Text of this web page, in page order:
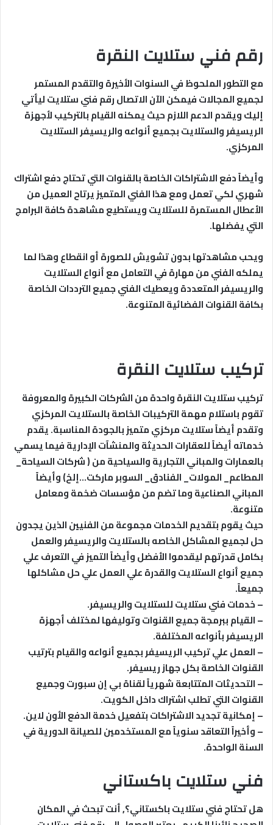
رقم فني ستلايت النقرة
مع التطور الملحوظ في السنوات الأخيرة والتقدم المستمر
لجميع المجالات فيمكن الآن الاتصال رقم فني ستلايت ليأتي
إليك ويقدم الدعم اللازم حيث يمكنه القيام بالتركيب لأجهزة
الريسيفر والستلايت بجميع أنواعه والريسيفر الستلايت
المركزي.
وأيضاً دفع الاشتراكات الخاصة بالقنوات التي تحتاج دفع اشتراك
شهري لكي تعمل ومع هذا الفني المتميز يرتاح العميل من
الأعطال المستمرة للستلايت ويستطيع مشاهدة كافة البرامج
التي يفضلها.
ويحب مشاهدتها بدون تشويش للصورة أو انقطاع وهذا لما
يملكه الفني من مهارة في التعامل مع أنواع الستلايت
والريسيفر المتعددة ويعطيك الفني جميع الترددات الخاصة
بكافة القنوات الفضائية المتنوعة.
تركيب ستلايت النقرة
تركيب ستلايت النقرة واحدة من الشركات الكبيرة والمعروفة
تقوم باستلام مهمة التركيبات الخاصة بالستلايت المركزي
وتقدم أيضاً ستلايت مركزي متميز بالجودة المناسبة.يقدم
خدماته أيضاً للعقارات الحديثة والمنشآت الإدارية فيما يسمي
بالعمارات والمباني التجارية والسياحية من ( شركات السياحة_
المطاعم_ المولات_ الفنادق_ السوبر ماركت…إلخ) وأيضاً
المباني الصناعية وما تضم من مؤسسات ضخمة ومعامل
متنوعة.
حيث يقوم بتقديم الخدمات مجموعة من الفنيين الذين يجدون
حل لجميع المشاكل الخاصه بالستلايت والريسيفر والعمل
بكامل قدرتهم ليقدموا الأفضل وأيضاً التميز في التعرف علي
جميع أنواع الستلايت والقدرة علي العمل علي حل مشاكلها
جميعاً.
– خدمات فني ستلايت للستلايت والريسيفر.
– القيام ببرمجة جميع القنوات وتوليفها لمختلف أجهزة
الريسيفر بأنواعه المختلفة.
– العمل علي تركيب الريسيفر بجميع أنواعه والقيام بترتيب
القنوات الخاصة بكل جهاز ريسيفر.
– التحديثات المتتابعة شهرياً لقناة بي إن سبورت وجميع
القنوات التي تطلب اشتراك داخل الكويت.
– إمكانية تجديد الاشتراكات بتفعيل خدمة الدفع الأون لاين.
– وأخيراً التعاقد سنوياً مع المستخدمين للصيانة الدورية في
السنة الواحدة.
فني ستلايت باكستاني
هل تحتاج فني ستلايت باكستاني؟, أنت تبحث في المكان